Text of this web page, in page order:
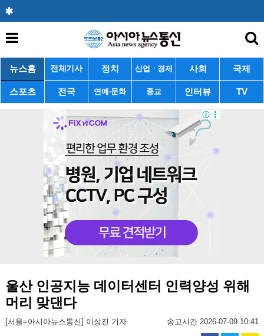
뉴스홈 전체기사 정치 산업ㆍ경제 사회 국제
스포츠 전국 연예·문화 종교 인터뷰 TV
울산 인공지능 데이터센터 인력양성 위해
머리 맞댄다
[서울=아시아뉴스통신] 이상진 기자 송고시간 2026-07-09 10:41